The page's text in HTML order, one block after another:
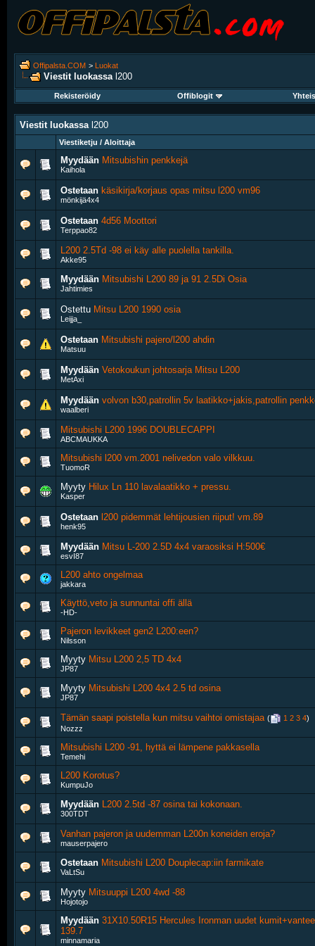
Offipalsta.COM > Luokat
Viestit luokassa l200
Rekisteröidy Offiblogit
Viestit luokassa l200
Viestiketju / Aloittaja
Myydään Mitsubishin penkkejä
Kaihola
Ostetaan käsikirja/korjaus opas mitsu l200 vm96
mönkijä4x4
Ostetaan 4d56 Moottori
Terppao82
L200 2.5Td -98 ei käy alle puolella tankilla.
Akke95
Myydään Mitsubishi L200 89 ja 91 2.5Di Osia
Jahtimies
Ostettu Mitsu L200 1990 osia
Leijja_
Ostetaan Mitsubishi pajero/l200 ahdin
Matsuu
Myydään Vetokoukun johtosarja Mitsu L200
MetAxi
Myydään volvon b30,patrollin 5v laatikko+jakis,patrollin
waalberi
Mitsubishi L200 1996 DOUBLECAPPI
ABCMAUKKA
Mitsubishi l200 vm.2001 nelivedon valo vilkkuu.
TuomoR
Myyty Hilux Ln 110 lavalaatikko + pressu.
Kasper
Ostetaan l200 pidemmät lehtijousien riiput! vm.89
henk95
Myydään Mitsu L-200 2.5D 4x4 varaosiksi H:500€
esvI87
L200 ahto ongelmaa
jakkara
Käyttö,veto ja sunnuntai offi ällä
-HD-
Pajeron levikkeet gen2 L200:een?
Nilsson
Myyty Mitsu L200 2,5 TD 4x4
JP87
Myyty Mitsubishi L200 4x4 2.5 td osina
JP87
Tämän saapi poistella kun mitsu vaihtoi omistajaa‎ ( 1 2 3 4)
Nozzz
Mitsubishi L200 -91, hyttä ei lämpene pakkasella
Temehi
L200 Korotus?
KumpuJo
Myydään L200 2.5td -87 osina tai kokonaan.
300TDT
Vanhan pajeron ja uudemman L200n koneiden eroja?
mauserpajero
Ostetaan Mitsubishi L200 Douplecap:iin farmikate
VaLtSu
Myyty Mitsuuppi L200 4wd -88
Hojotojo
Myydään 31X10.50R15 Hercules Ironman uudet
139.7
minnamaria